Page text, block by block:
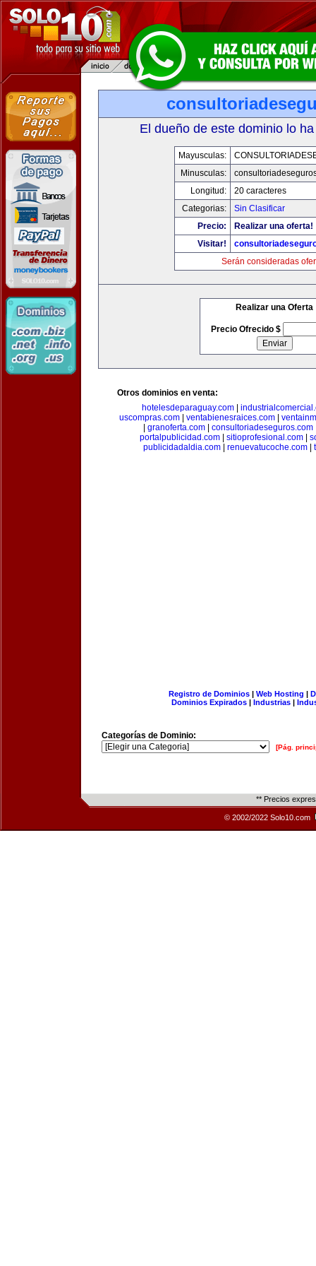
El dueño de este dominio lo
Mayusculas:
Minusculas:
Longitud:
20 caracteres
Categorias:
Sin Clasificar
Precio:
Realizar una oferta!
Visitar!
Serán consideradas
Realizar una Oferta
Precio Ofrecido $
Otros dominios en venta:
hotelesdeparaguay.com|
uscompras.com| ventabienesraices.com|
granoferta.com| consultoriadeseguros.com
portalpublicidad.com
sitioprofesional.com
publicidadaldia.com| renuevatucoche.com|
Registro de Dominios| Web Hosting |
Dominios Expirados | Industrias |
Categorías de Dominio:
[Pág.
** Precios
© 2002/2022 Solo10.com